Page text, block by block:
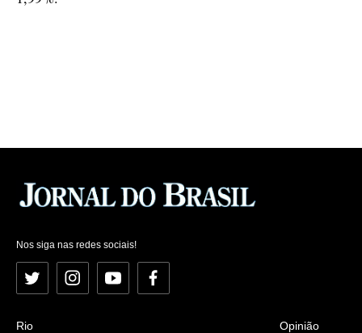
Nos siga nas redes sociais!
Twitter InstagramYouTubeFacebook
Rio
Opinião